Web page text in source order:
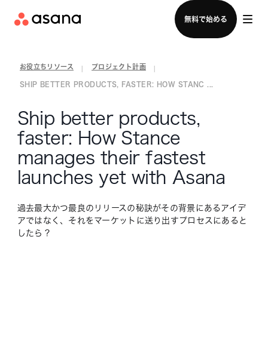
無料で始める
セールスチームに問い合わせる
お役立ちリソース プロジェクト計画
SHIP BETTER PRODUCTS, FASTER: HOW STANC ...
Ship better products,
faster: How Stance
manages their fastest
launches yet with Asana
過去最大かつ最良のリリースの秘訣がその背景にあるアイデ
アではなく、それをマーケットに送り出すプロセスにあると
したら？